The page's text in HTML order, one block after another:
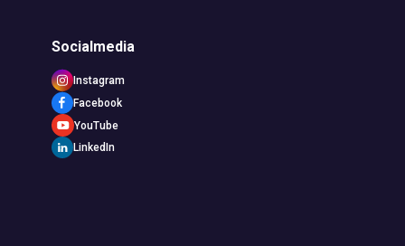
Socialmedia
Instagram
Facebook
YouTube
LinkedIn